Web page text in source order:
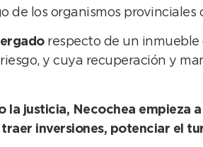
de los organismos provinciales
respecto de un inmueble
y cuya recuperación y
la justicia, Necochea empieza
inversiones, potenciar el